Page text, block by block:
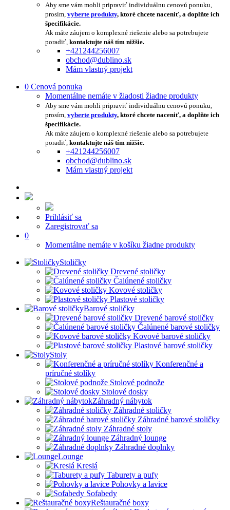
Aby sme vám mohli pripraviť individuálnu cenovú ponuku,
prosím, vyberte produkty, ktoré chcete naceniť, a doplňte ich
špecifikácie.
Ak máte záujem o komplexné riešenie alebo sa potrebujete
poradiť, kontaktujte náš tím nižšie.
+421244256007
obchod@dublino.sk
Mám vlastný projekt
0 Cenová ponuka
Momentálne nemáte v žiadosti žiadne produkty
Aby sme vám mohli pripraviť individuálnu cenovú ponuku,
prosím, vyberte produkty, ktoré chcete naceniť, a doplňte ich
špecifikácie.
Ak máte záujem o komplexné riešenie alebo sa potrebujete
poradiť, kontaktujte náš tím nižšie.
+421244256007
obchod@dublino.sk
Mám vlastný projekt
Prihlásiť sa
Zaregistrovať sa
0
Momentálne nemáte v košíku žiadne produkty
Stoličky
Drevené stoličky
Čalúnené stoličky
Kovové stoličky
Plastové stoličky
Barové stoličky
Drevené barové stoličky
Čalúnené barové stoličky
Kovové barové stoličky
Plastové barové stoličky
Stoly
Konferenčné a
príručné stolíky
Stolové podnože
Stolové dosky
Záhradný nábytok
Záhradné stoličky
Záhradné barové stoličky
Záhradné stoly
Záhradný lounge
Záhradné doplnky
Lounge
Kreslá
Taburety a pufy
Pohovky a lavice
Sofabedy
Reštauračné boxy